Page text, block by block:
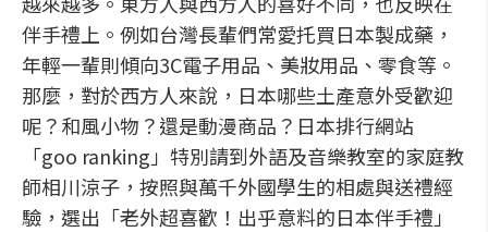
伴手禮上。例如台灣長輩們常愛托買日本製成藥，
年輕一輩則傾向3C電子用品、美妝用品、零食等。
那麼，對於西方人來說，日本哪些土產意外受歡迎
呢？和風小物？還是動漫商品？日本排行網站
「goo ranking」特別請到外語及音樂教室的家庭教
師相川涼子，按照與萬千外國學生的相處與送禮經
驗，選出「老外超喜歡！出乎意料的日本伴手禮」